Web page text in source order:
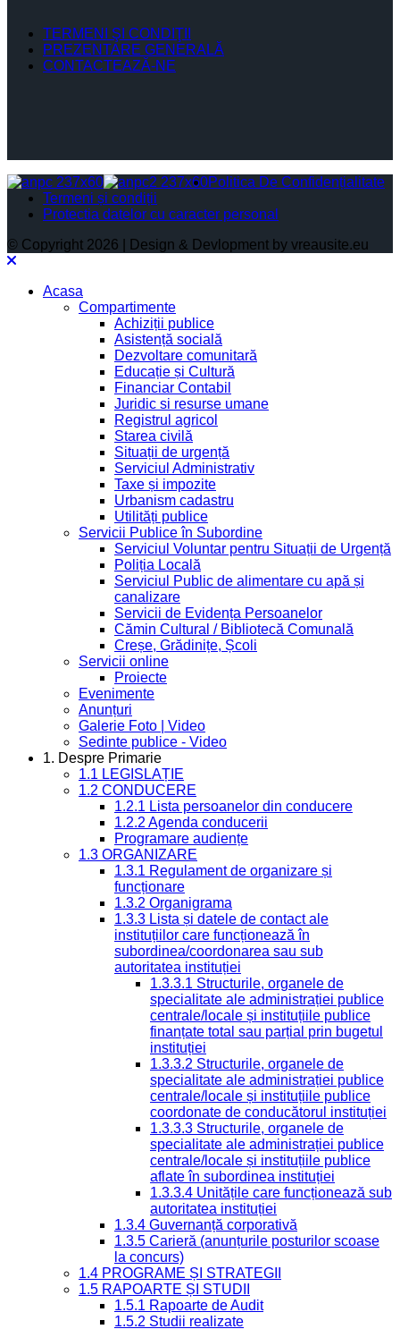
TERMENI ŞI CONDIŢII
PREZENTARE GENERALĂ
CONTACTEAZĂ-NE
Politica De Confidențialitate
Termeni și condiții
Protectia datelor cu caracter personal
© Copyright 2026 | Design & Devlopment by vreausite.eu
Acasa
Compartimente
Achiziții publice
Asistență socială
Dezvoltare comunitară
Educație și Cultură
Financiar Contabil
Juridic si resurse umane
Registrul agricol
Starea civilă
Situații de urgență
Serviciul Administrativ
Taxe și impozite
Urbanism cadastru
Utilități publice
Servicii Publice în Subordine
Serviciul Voluntar pentru Situații de Urgență
Poliția Locală
Serviciul Public de alimentare cu apă și
canalizare
Servicii de Evidența Persoanelor
Cămin Cultural / Bibliotecă Comunală
Creșe, Grădinițe, Școli
Servicii online
Proiecte
Evenimente
Anunțuri
Galerie Foto | Video
Sedinte publice - Video
1. Despre Primarie
1.1 LEGISLAȚIE
1.2 CONDUCERE
1.2.1 Lista persoanelor din conducere
1.2.2 Agenda conducerii
Programare audiențe
1.3 ORGANIZARE
1.3.1 Regulament de organizare și
funcționare
1.3.2 Organigrama
1.3.3 Lista și datele de contact ale
instituțiilor care funcționează în
subordinea/coordonarea sau sub
autoritatea instituției
1.3.3.1 Structurile, organele de
specialitate ale administrației publice
centrale/locale și instituțiile publice
finanțate total sau parțial prin bugetul
instituției
1.3.3.2 Structurile, organele de
specialitate ale administrației publice
centrale/locale și instituțiile publice
coordonate de conducătorul instituției
1.3.3.3 Structurile, organele de
specialitate ale administrației publice
centrale/locale și instituțiile publice
aflate în subordinea instituției
1.3.3.4 Unitățile care funcționează sub
autoritatea instituției
1.3.4 Guvernanță corporativă
1.3.5 Carieră (anunțurile posturilor scoase
la concurs)
1.4 PROGRAME ȘI STRATEGII
1.5 RAPOARTE ȘI STUDII
1.5.1 Rapoarte de Audit
1.5.2 Studii realizate